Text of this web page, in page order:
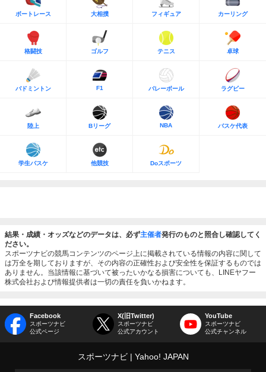
ボートレース 大相撲 フィギュア カーリング
格闘技 ゴルフ テニス 卓球
バドミントン F1 バレーボール ラグビー
陸上 Bリーグ NBA バスケ代表
学生バスケ 他競技 Doスポーツ
結果・成績・オッズなどのデータは、必ず主催者発行のものと照合し確認してく
ださい。
スポーツナビの競馬コンテンツのページ上に掲載されている情報の内容に関して
は万全を期しておりますが、その内容の正確性および安全性を保証するものでは
ありません。当該情報に基づいて被ったいかなる損害についても、LINEヤフー
株式会社および情報提供者は一切の責任を負いかねます。
Facebook
スポーツナビ
公式ページ
X(旧Twitter)
スポーツナビ
公式アカウント
YouTube
スポーツナビ
公式チャンネル
スポーツナビ Yahoo! JAPAN